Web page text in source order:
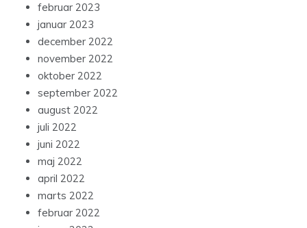
februar 2023
januar 2023
december 2022
november 2022
oktober 2022
september 2022
august 2022
juli 2022
juni 2022
maj 2022
april 2022
marts 2022
februar 2022